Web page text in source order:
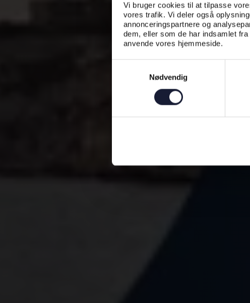
Vi bruger cookies til at tilpasse
vores trafik. Vi deler også
annonceringspartnere og
dem, eller som de har indsamlet
anvende vores hjemmeside.
Nødvendig